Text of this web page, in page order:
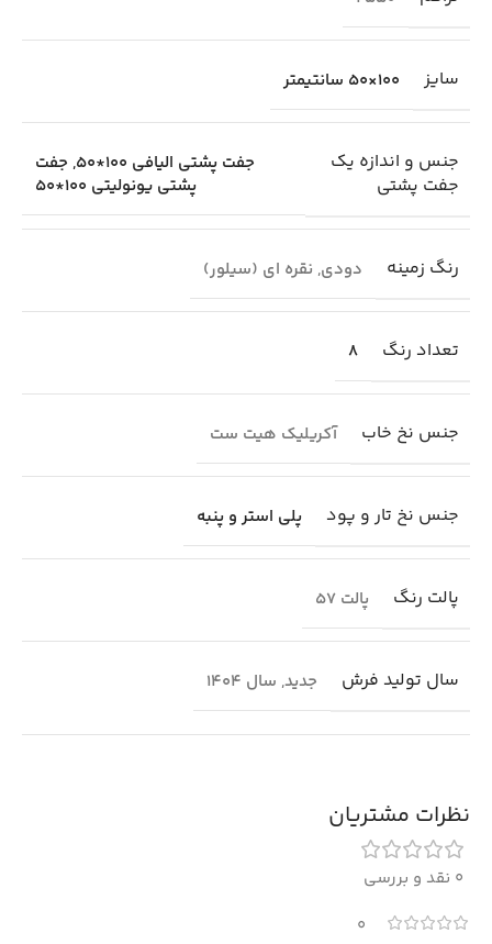
سایز 100×50 سانتیمتر
جنس و اندازه یک
جفت پشتی
جفت پشتی الیافی 100*50 , جفت
پشتی یونولیتی 100*50
رنگ زمینه دودی, نقره ای (سیلور)
تعداد رنگ 8
جنس نخ خاب آکریلیک هیت ست
جنس نخ تار و پود پلی استر و پنبه
پالت رنگ پالت 57
سال تولید فرش جدید, سال 1404
نظرات مشتریان
0 نقد و بررسی
0